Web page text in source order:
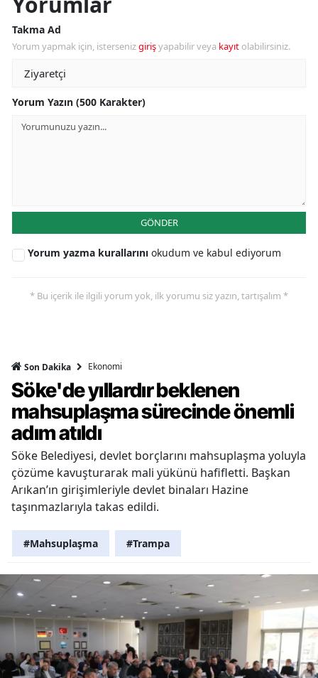
Takma Ad
Yorum yapmak için, istersenizgirişyapabilir veya kayıt olabilirsiniz.
Yorum Yazın (500 Karakter)
GÖNDER
Yorum yazma kurallarını okudum ve kabul ediyorum
* Bu içerik ile ilgili yorum yok, ilk yorumu siz yazın, tartışalım *
Son Dakika Ekonomi
Söke'de yıllardır beklenen
mahsuplaşma sürecinde önemli
adım atıldı
Söke Belediyesi, devlet borçlarını mahsuplaşma yoluyla
çözüme kavuşturarak mali yükünü hafifletti. Başkan
Arıkan’ın girişimleriyle devlet binaları Hazine
taşınmazlarıyla takas edildi.
#Mahsuplaşma #Trampa